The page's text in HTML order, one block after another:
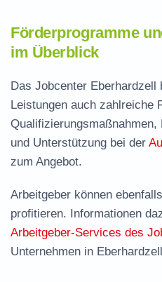
Förderprogramme
im Überblick
Das Jobcenter Eberhardzell
Leistungen auch zahlreiche
und Unterstützung bei der
zum Angebot.
Arbeitgeber können
profitieren. Informationen
Arbeitgeber-Services des
Unternehmen in